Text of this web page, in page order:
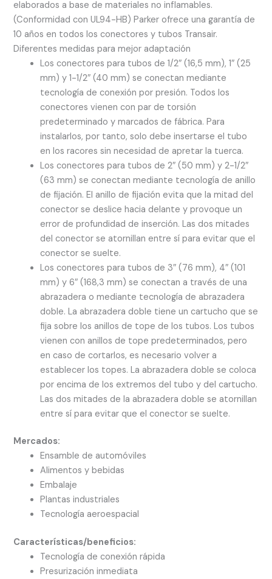
elaborados a base de materiales no inflamables.
(Conformidad con UL94-HB) Parker ofrece una garantía de
10 años en todos los conectores y tubos Transair.
Diferentes medidas para mejor adaptación
Los conectores para tubos de 1/2″ (16,5 mm), 1″ (25
mm) y 1-1/2″ (40 mm) se conectan mediante
tecnología de conexión por presión. Todos los
conectores vienen con par de torsión
predeterminado y marcados de fábrica. Para
instalarlos, por tanto, solo debe insertarse el tubo
en los racores sin necesidad de apretar la tuerca.
Los conectores para tubos de 2″ (50 mm) y 2-1/2″
(63 mm) se conectan mediante tecnología de anillo
de fijación. El anillo de fijación evita que la mitad del
conector se deslice hacia delante y provoque un
error de profundidad de inserción. Las dos mitades
del conector se atornillan entre sí para evitar que el
conector se suelte.
Los conectores para tubos de 3″ (76 mm), 4″ (101
mm) y 6″ (168,3 mm) se conectan a través de una
abrazadera o mediante tecnología de abrazadera
doble. La abrazadera doble tiene un cartucho que se
fija sobre los anillos de tope de los tubos. Los tubos
vienen con anillos de tope predeterminados, pero
en caso de cortarlos, es necesario volver a
establecer los topes. La abrazadera doble se coloca
por encima de los extremos del tubo y del cartucho.
Las dos mitades de la abrazadera doble se atornillan
entre sí para evitar que el conector se suelte.
Mercados:
Ensamble de automóviles
Alimentos y bebidas
Embalaje
Plantas industriales
Tecnología aeroespacial
Características/beneficios:
Tecnología de conexión rápida
Presurización inmediata